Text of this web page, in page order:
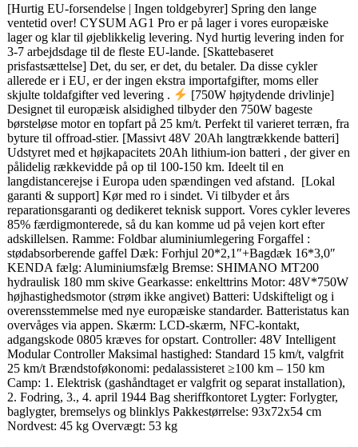
[Hurtig EU-forsendelse | Ingen toldgebyrer] Spring den lange
ventetid over! CYSUM AG1 Pro er på lager i vores europæiske
lager og klar til øjeblikkelig levering. Nyd hurtig levering inden for
3-7 arbejdsdage til de fleste EU-lande. [Skattebaseret
prisfastsættelse] Det, du ser, er det, du betaler. Da disse cykler
allerede er i EU, er der ingen ekstra importafgifter, moms eller
skjulte toldafgifter ved levering .
[750W højtydende drivlinje]
Designet til europæisk alsidighed tilbyder den 750W bageste
børsteløse motor en topfart på 25 km/t. Perfekt til varieret terræn, fra
byture til offroad-stier. [Massivt 48V 20Ah langtrækkende batteri]
Udstyret med et højkapacitets 20Ah lithium-ion batteri , der giver en
pålidelig rækkevidde på op til 100-150 km. Ideelt til en
langdistancerejse i Europa uden spændingen ved afstand. [Lokal
garanti & support] Kør med ro i sindet. Vi tilbyder et års
reparationsgaranti og dedikeret teknisk support. Vores cykler leveres
85% færdigmonterede, så du kan komme ud på vejen kort efter
adskillelsen. Ramme: Foldbar aluminiumlegering Forgaffel :
stødabsorberende gaffel Dæk: Forhjul 20*2,1″+Bagdæk 16*3,0″
KENDA fælg: Aluminiumsfælg Bremse: SHIMANO MT200
hydraulisk 180 mm skive Gearkasse: enkelttrins Motor: 48V*750W
højhastighedsmotor (strøm ikke angivet) Batteri: Udskifteligt og i
overensstemmelse med nye europæiske standarder. Batteristatus kan
overvåges via appen. Skærm: LCD-skærm, NFC-kontakt,
adgangskode 0805 kræves for opstart. Controller: 48V Intelligent
Modular Controller Maksimal hastighed: Standard 15 km/t, valgfrit
25 km/t Brændstoføkonomi: pedalassisteret ≥100 km – 150 km
Camp: 1. Elektrisk (gashåndtaget er valgfrit og separat installation),
2. Fodring, 3., 4. april 1944 Bag sheriffkontoret Lygter: Forlygter,
baglygter, bremselys og blinklys Pakkestørrelse: 93x72x54 cm
Nordvest: 45 kg Overvægt: 53 kg